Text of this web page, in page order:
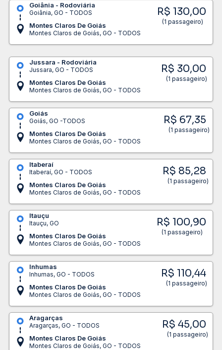
Goiânia - Rodoviária
Goiânia, GO - TODOS
Montes Claros De Goiás
Montes Claros de Goiás, GO - TODOS
R$ 130,00
(1 passageiro)
Jussara - Rodoviária
Jussara, GO - TODOS
Montes Claros De Goiás
Montes Claros de Goiás, GO - TODOS
R$ 30,00
(1 passageiro)
Goiás
Goiás, GO -TODOS
Montes Claros De Goiás
Montes Claros de Goiás, GO - TODOS
R$ 67,35
(1 passageiro)
Itaberaí
Itaberaí, GO - TODOS
Montes Claros De Goiás
Montes Claros de Goiás, GO - TODOS
R$ 85,28
(1 passageiro)
Itauçu
Itauçu, GO
Montes Claros De Goiás
Montes Claros de Goiás, GO - TODOS
R$ 100,90
(1 passageiro)
Inhumas
Inhumas, GO - TODOS
Montes Claros De Goiás
Montes Claros de Goiás, GO - TODOS
R$ 110,44
(1 passageiro)
Aragarças
Aragarças, GO - TODOS
Montes Claros De Goiás
Montes Claros de Goiás, GO - TODOS
R$ 45,00
(1 passageiro)